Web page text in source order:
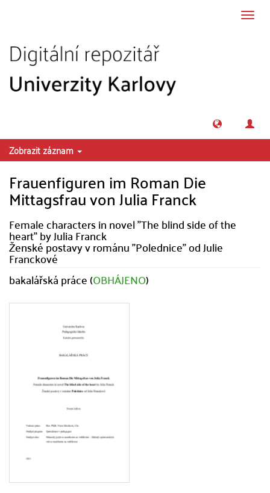
Zobrazit záznam
Frauenfiguren im Roman Die
Mittagsfrau von Julia Franck
Female characters in novel "The blind side of the
heart" by Julia Franck
Ženské postavy v románu "Polednice" od Julie
Franckové
bakalářská práce (OBHÁJENO)